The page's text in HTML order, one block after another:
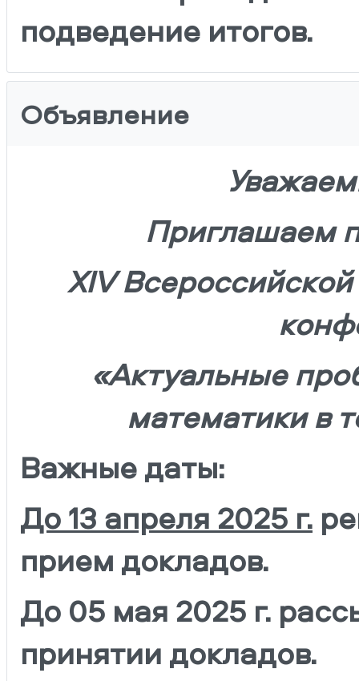
подведение итогов.
Объявление
Приглашаем
XIV
«Актуальные
математики в
Важные даты:
До 13 апреля 2025 г.
прием докладов.
До 05 мая 2025 г.
принятии докладов.